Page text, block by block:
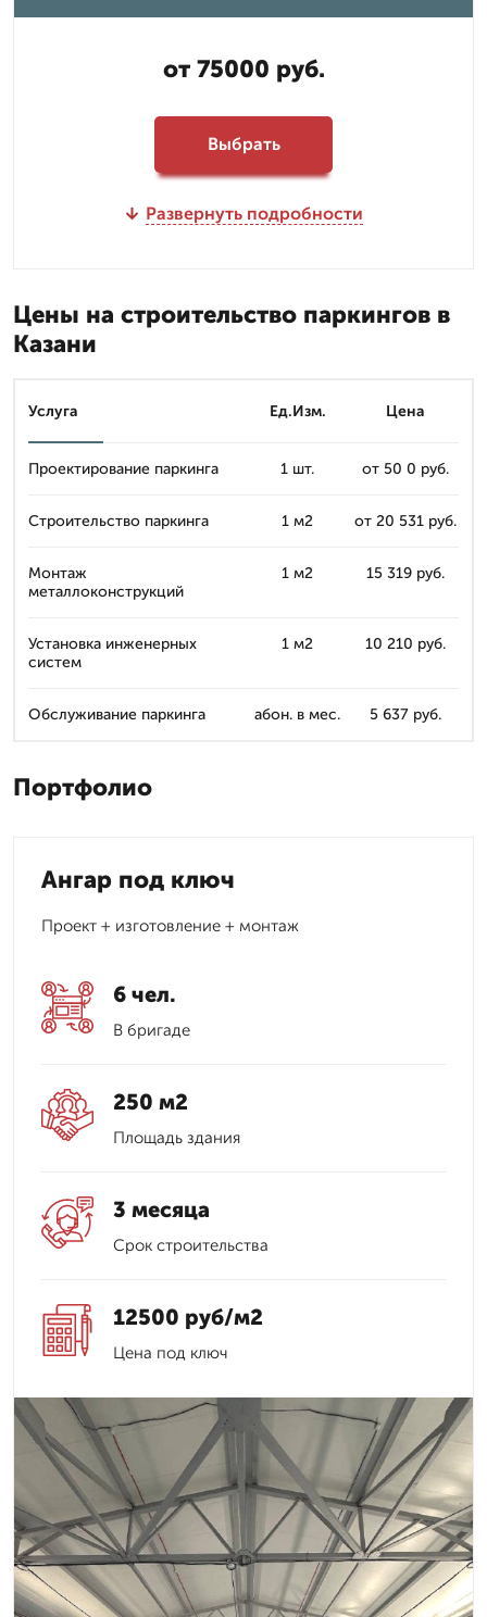
от 75000 руб.
Выбрать
Развернуть подробности
Цены на строительство паркингов в
Казани
Услуга Ед.Изм. Цена
Проектирование паркинга 1 шт. от 50 0 руб.
Строительство паркинга 1 м2 от 20 531 руб.
Монтаж
металлоконструкций
1 м2 15 319 руб.
Установка инженерных
систем
1 м2 10 210 руб.
Обслуживание паркинга абон. в мес. 5 637 руб.
Портфолио
Ангар под ключ
Проект + изготовление + монтаж
6 чел.
В бригаде
250 м2
Площадь здания
3 месяца
Срок строительства
12500 руб/м2
Цена под ключ